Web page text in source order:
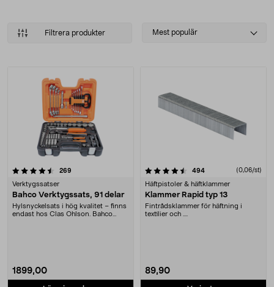
Filtrera produkter
Select
Mest populär
Produkter
269
Verktygssatser
Bahco Verktygssats, 91 delar
Hylsnyckelsats i hög kvalitet – finns
endast hos Clas Ohlson. Bahco
1899,00
4.5 av 5 stjärnor 494recensioner(0,06/st)
Häftpistoler & häftklammer
Klammer Rapid typ 13
Fintrådsklammer för häftning i
textilier och ....
89,90